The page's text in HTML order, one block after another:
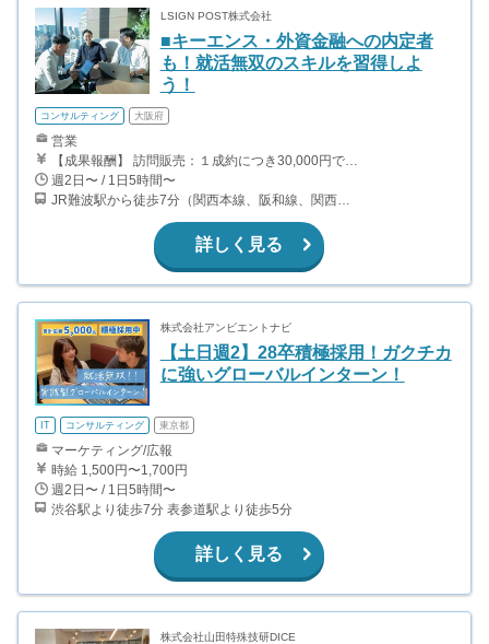
LSIGN POST株式会社
■キーエンス・外資金融への内定者
も！就活無双のスキルを習得しよ
う！
コンサルティング 大阪府
営業
【成果報酬】 訪問販売：１成約につき30,000円です。 例えば、光インターネットの成約であれば、平均的に2.5日で1件の契約が見込めます。（12,000円/1日6時間稼働） ＜月収例＞月に100万以上稼ぐ方もいます！ ・月5件成約：150,000円 ・月15件成約：450,000円 ・月30成約：900,000円➕マネジメントインセンティブ300,000円 合計1,200,000円 時給換算で2,000円程度が、平均的なインターン生の報酬となっています。
週2日〜 / 1日5時間〜
JR難波駅から徒歩7分（関西本線、阪和線、関西空港線） 大阪難波駅から徒歩13分（近鉄奈良線、阪神なんば線） 桜川駅から徒歩4分（大阪メトロ千日前線、阪神なんば線）
詳しく見る
株式会社アンビエントナビ
【土日週2】28卒積極採用！ガクチカ
に強いグローバルインターン！
IT コンサルティング 東京都
マーケティング/広報
時給 1,500円〜1,700円
週2日〜 / 1日5時間〜
渋谷駅より徒歩7分 表参道駅より徒歩5分
詳しく見る
株式会社山田特殊技研DICE